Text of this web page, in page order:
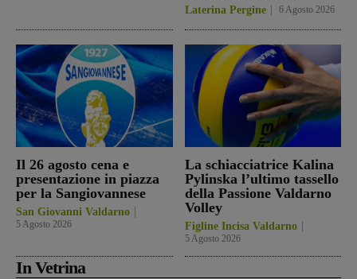
Laterina Pergine 6 Agosto 2026
Il 26 agosto cena e
presentazione in piazza
per la Sangiovannese
San Giovanni Valdarno
5 Agosto 2026
La schiacciatrice Kalina
Pylinska l’ultimo tassello
della Passione Valdarno
Volley
Figline Incisa Valdarno
5 Agosto 2026
In Vetrina